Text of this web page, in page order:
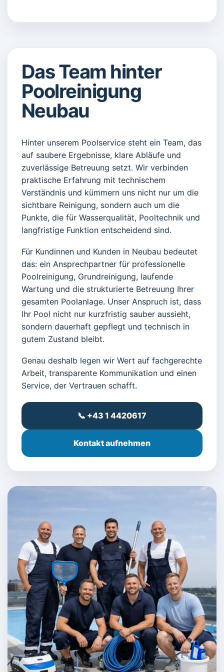
Das Team hinter
Poolreinigung
Neubau
Hinter unserem Poolservice steht ein Team, das
auf saubere Ergebnisse, klare Abläufe und
zuverlässige Betreuung setzt. Wir verbinden
praktische Erfahrung mit technischem
Verständnis und kümmern uns nicht nur um die
sichtbare Reinigung, sondern auch um die
Punkte, die für Wasserqualität, Pooltechnik und
langfristige Funktion entscheidend sind.
Für Kundinnen und Kunden in Neubau bedeutet
das: ein Ansprechpartner für professionelle
Poolreinigung, Grundreinigung, laufende
Wartung und die strukturierte Betreuung Ihrer
gesamten Poolanlage. Unser Anspruch ist, dass
Ihr Pool nicht nur kurzfristig sauber aussieht,
sondern dauerhaft gepflegt und technisch in
gutem Zustand bleibt.
Genau deshalb legen wir Wert auf fachgerechte
Arbeit, transparente Kommunikation und einen
Service, der Vertrauen schafft.
📞 +43 1 4420617
Kontakt aufnehmen